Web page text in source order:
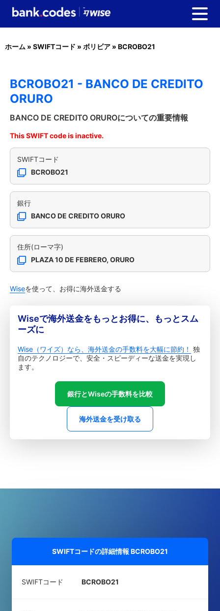
ホーム » SWIFTコード » ボリビア » BCROBO21
BCROBO21 - BANCO DE CREDITO
ORURO
BANCO DE CREDITO ORUROについての重要情報
This SWIFT code is inactive.
SWIFTコード
BCROBO21
銀行
BANCO DE CREDITO ORURO
住所(ローマ字)
PLAZA 10 DE FEBRERO, ORURO
Wiseを使って、お得に海外送金する
Wiseで海外送金をもっとお得に、もっとスム
ーズに
Wise（ワイズ）なら、海外送金の手数料を大幅に節約！ 独
自のテクノロジーで、安全・スピーディーな送金を実現し
ます。
銀行とWiseの手数料を比較
海外送金を受け取る
SWIFTコードの詳細情報 BCROBO21
SWIFTコード BCROBO21